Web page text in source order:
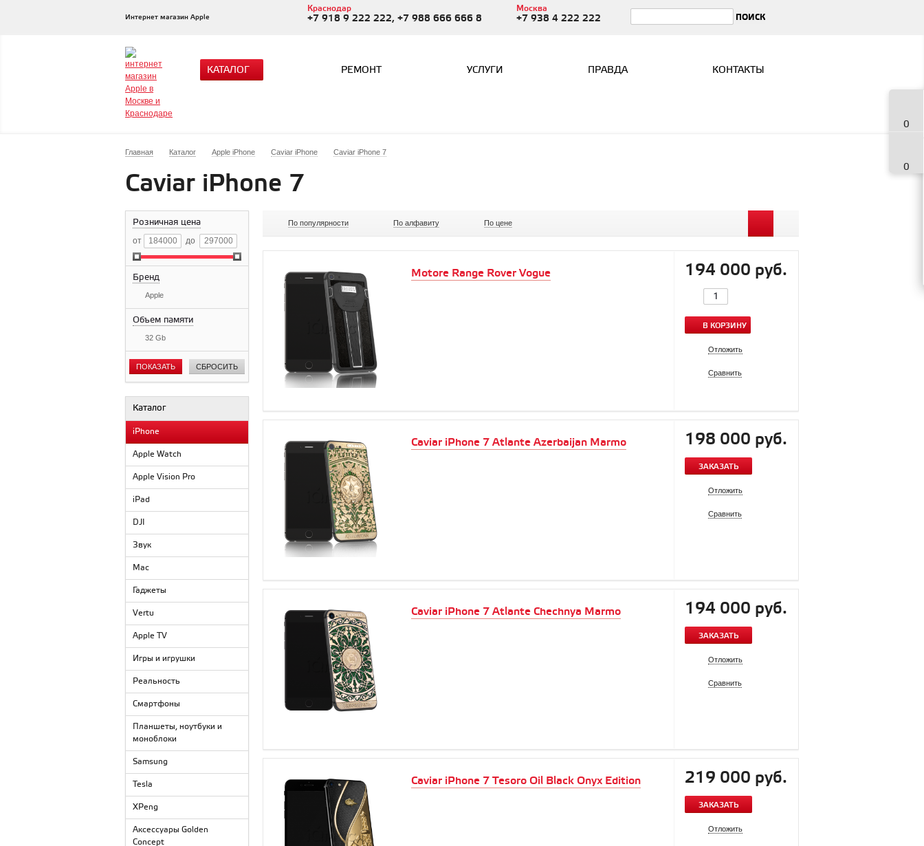
Интернет магазин Apple
Краснодар
+7 918 9 222 222, +7 988 666 666 8
Москва
+7 938 4 222 222
КАТАЛОГ РЕМОНТ УСЛУГИ ПРАВДА КОНТАКТЫ
0
0
Главная Каталог Apple iPhone Caviar iPhone Caviar iPhone 7
Caviar iPhone 7
Розничная цена
от до
Бренд
Apple
Объем памяти
32 Gb
ПОКАЗАТЬ СБРОСИТЬ
Каталог
iPhone
Apple Watch
Apple Vision Pro
iPad
DJI
Звук
Mac
Гаджеты
Vertu
Apple TV
Игры и игрушки
Реальность
Смартфоны
Планшеты, ноутбуки и
моноблоки
Samsung
Tesla
XPeng
Аксессуары Golden
Concept
По популярности По алфавиту По цене
Motore Range Rover Vogue 194 000 руб.
В КОРЗИНУ
Отложить
Сравнить
Caviar iPhone 7 Atlante Azerbaijan Marmo 198 000 руб.
ЗАКАЗАТЬ
Отложить
Сравнить
Caviar iPhone 7 Atlante Chechnya Marmo 194 000 руб.
ЗАКАЗАТЬ
Отложить
Сравнить
Caviar iPhone 7 Tesoro Oil Black Onyx Edition 219 000 руб.
ЗАКАЗАТЬ
Отложить